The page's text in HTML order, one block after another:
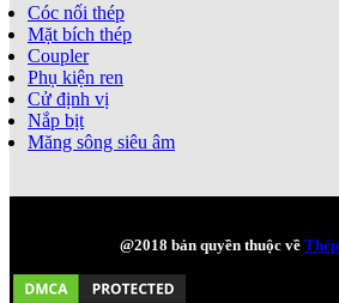
Cóc nối thép
Mặt bích thép
Coupler
Phụ kiện ren
Cử định vị
Nắp bịt
Măng sông siêu âm
@2018 bản quyền thuộc về